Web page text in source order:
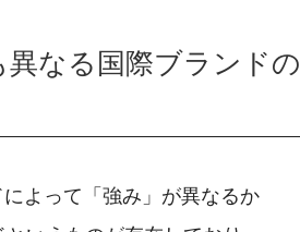
なる国際ブランドの
よって「強み」が異なるか